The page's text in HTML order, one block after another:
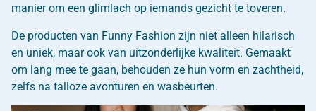
manier om een glimlach op iemands gezicht te toveren.
De producten van Funny Fashion zijn niet alleen hilarisch
en uniek, maar ook van uitzonderlijke kwaliteit. Gemaakt
om lang mee te gaan, behouden ze hun vorm en zachtheid,
zelfs na talloze avonturen en wasbeurten.